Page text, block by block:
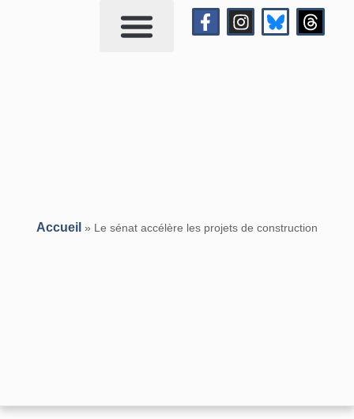
Accueil » Le sénat accélère les projets de construction